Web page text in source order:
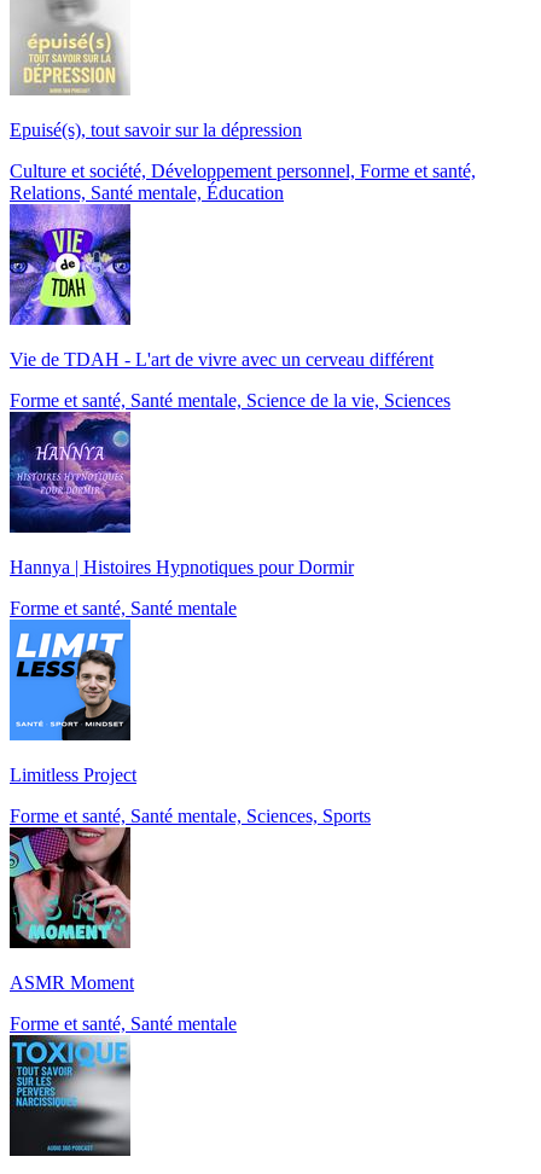
Epuisé(s), tout savoir sur la dépression
Culture et société, Développement personnel, Forme et santé,
Relations, Santé mentale, Éducation
Vie de TDAH - L'art de vivre avec un cerveau différent
Forme et santé, Santé mentale, Science de la vie, Sciences
Hannya | Histoires Hypnotiques pour Dormir
Forme et santé, Santé mentale
Limitless Project
Forme et santé, Santé mentale, Sciences, Sports
ASMR Moment
Forme et santé, Santé mentale